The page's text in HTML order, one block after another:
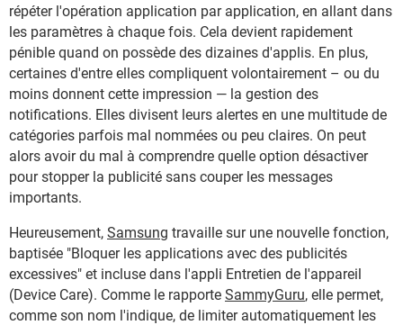
répéter l'opération application par application, en allant dans
les paramètres à chaque fois. Cela devient rapidement
pénible quand on possède des dizaines d'applis. En plus,
certaines d'entre elles compliquent volontairement – ou du
moins donnent cette impression — la gestion des
notifications. Elles divisent leurs alertes en une multitude de
catégories parfois mal nommées ou peu claires. On peut
alors avoir du mal à comprendre quelle option désactiver
pour stopper la publicité sans couper les messages
importants.
Heureusement, Samsung travaille sur une nouvelle fonction,
baptisée "Bloquer les applications avec des publicités
excessives" et incluse dans l'appli Entretien de l'appareil
(Device Care). Comme le rapporte SammyGuru, elle permet,
comme son nom l'indique, de limiter automatiquement les